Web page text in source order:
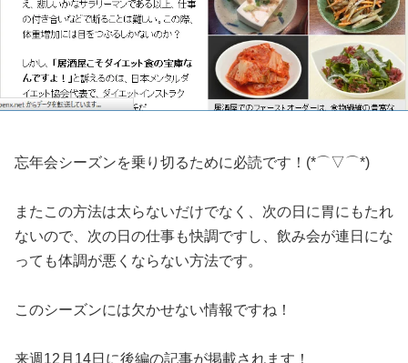
忘年会シーズンを乗り切るために必読です！(*⌒▽⌒*)
またこの方法は太らないだけでなく、次の日に胃にもたれ
ないので、次の日の仕事も快調ですし、飲み会が連日にな
っても体調が悪くならない方法です。
このシーズンには欠かせない情報ですね！
来週12月14日に後編の記事が掲載されます！